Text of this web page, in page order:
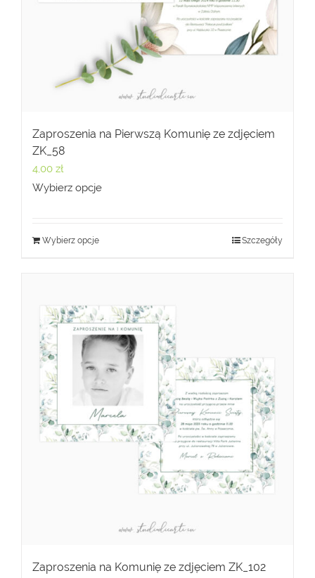
Zaproszenia na Pierwszą Komunię ze zdjęciem
ZK_58
4,00 zł
Wybierz opcje
Wybierz opcje Szczegóły
Zaproszenia na Komunię ze zdjęciem ZK_102